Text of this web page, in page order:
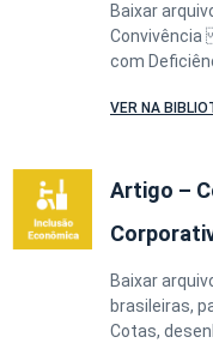
Baixar
Convivência
com
VER NA
Artigo –
Baixar
brasileiras,
Cotas,